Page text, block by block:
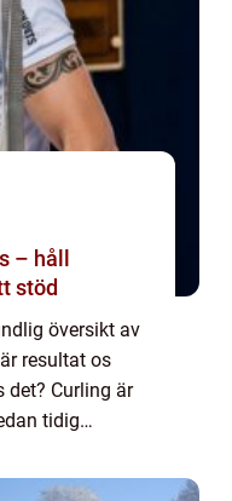
– håll
stöd
översikt av
resultat os
det? Curling är
tidig
olympiska